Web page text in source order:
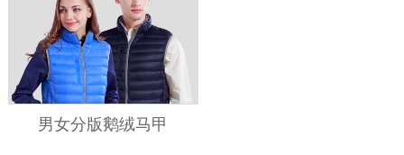
男女分版鹅绒马甲